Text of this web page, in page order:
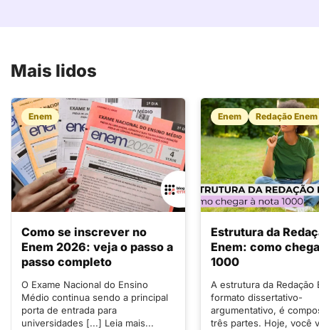
Mais lidos
Enem
Como se inscrever no
Enem 2026: veja o passo a
passo completo
O Exame Nacional do Ensino
Médio continua sendo a principal
porta de entrada para
universidades [...] Leia mais...
Enem Redação Enem
Estrutura da
Enem: como
1000
A estrutura da Redação
formato dissertativo-
argumentativo, é
três partes. Hoje, você